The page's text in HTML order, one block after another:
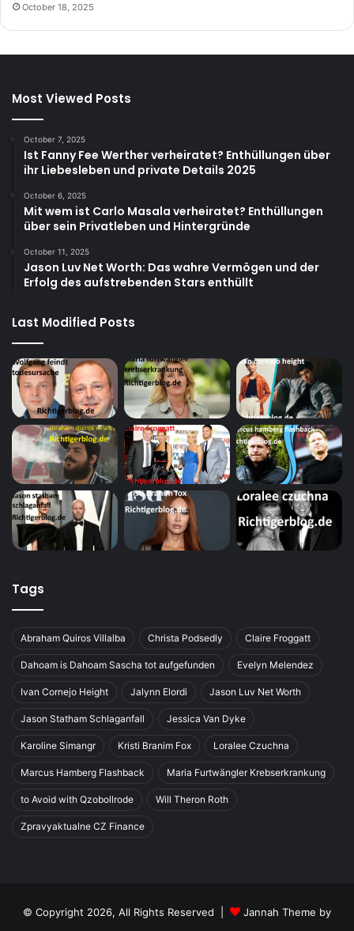
October 18, 2025
Most Viewed Posts
October 7, 2025
Ist Fanny Fee Werther verheiratet? Enthüllungen über
ihr Liebesleben und private Details 2025
October 6, 2025
Mit wem ist Carlo Masala verheiratet? Enthüllungen
über sein Privatleben und Hintergründe
October 11, 2025
Jason Luv Net Worth: Das wahre Vermögen und der
Erfolg des aufstrebenden Stars enthüllt
Last Modified Posts
Tags
Abraham Quiros Villalba Christa Podsedly Claire Froggatt
Dahoam is Dahoam Sascha tot aufgefunden Evelyn Melendez
Ivan Cornejo Height Jalynn Elordi Jason Luv Net Worth
Jason Statham Schlaganfall Jessica Van Dyke
Karoline Simangr Kristi Branim Fox Loralee Czuchna
Marcus Hamberg Flashback Maria Furtwängler Krebserkrankung
to Avoid with Qzobollrode Will Theron Roth
Zpravyaktualne CZ Finance
© Copyright 2026, All Rights Reserved |
Jannah Theme by